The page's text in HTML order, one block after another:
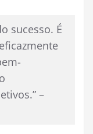
sucesso. É
–